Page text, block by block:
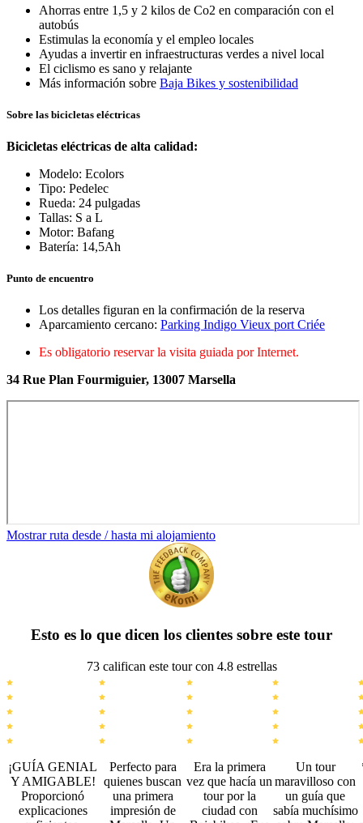
Ahorras entre 1,5 y 2 kilos de Co2 en comparación con el
autobús
Estimulas la economía y el empleo locales
Ayudas a invertir en infraestructuras verdes a nivel local
El ciclismo es sano y relajante
Más información sobre Baja Bikes y sostenibilidad
Sobre las bicicletas eléctricas
Bicicletas eléctricas de alta calidad:
Modelo: Ecolors
Tipo: Pedelec
Rueda: 24 pulgadas
Tallas: S a L
Motor: Bafang
Batería: 14,5Ah
Punto de encuentro
Los detalles figuran en la confirmación de la reserva
Aparcamiento cercano: Parking Indigo Vieux port Criée
Es obligatorio reservar la visita guiada por Internet.
34 Rue Plan Fourmiguier, 13007 Marsella
Mostrar ruta desde / hasta mi alojamiento
Esto es lo que dicen los clientes sobre este tour
73 califican este tour con 4.8 estrellas
¡GUÍA GENIAL
Y AMIGABLE!
Proporcionó
explicaciones
Perfecto para
quienes buscan
una primera
impresión de
Era la primera
vez que hacía un
tour por la
ciudad con
Un tour
maravilloso con
un guía que
sabía muchísimo